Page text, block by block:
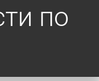
по